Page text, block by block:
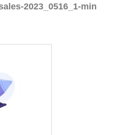
2023_0516_1-min